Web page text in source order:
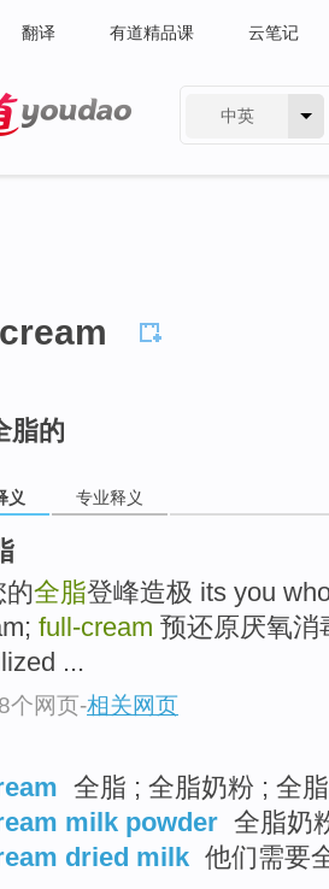
翻译 有道精品课 云笔记
中英
脂的
义 专业释义
的全脂登峰造极 its you
full-cream 预还原厌氧消
...
个网页-相关网页
全脂 ; 全脂奶粉 ; 全
milk powder 全脂奶
dried milk 他们需要